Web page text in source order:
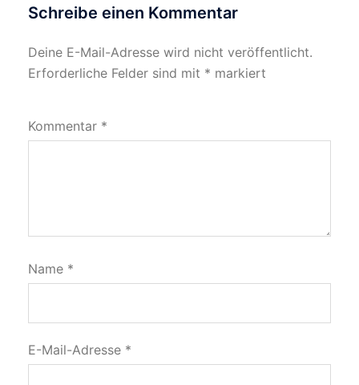
Schreibe einen Kommentar
Deine E-Mail-Adresse wird nicht veröffentlicht.
Erforderliche Felder sind mit * markiert
Kommentar *
Name *
E-Mail-Adresse *